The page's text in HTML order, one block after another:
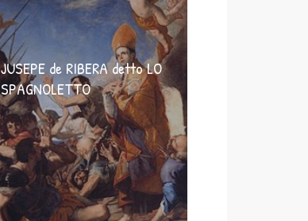
JUSEPE de RIBERA detto LO
SPAGNOLETTO